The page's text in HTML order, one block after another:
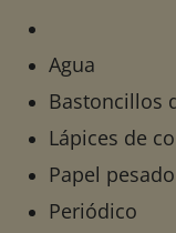
Agua
Bastoncillos
Lápices de
Papel pesado
Periódico